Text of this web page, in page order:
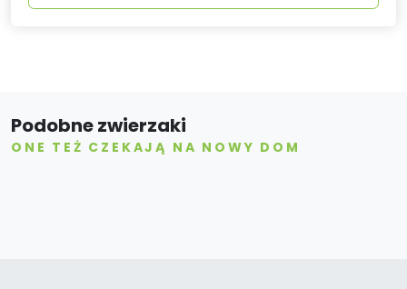
Podobne zwierzaki
ONE TEŻ CZEKAJĄ NA NOWY DOM